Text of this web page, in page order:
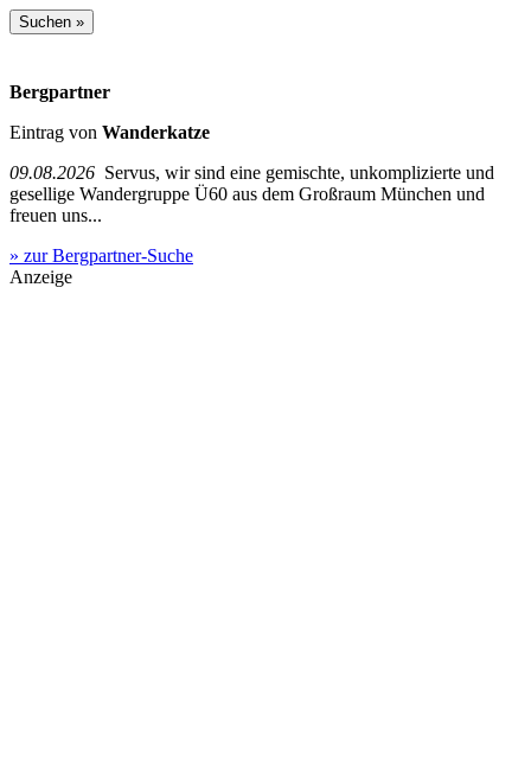
Bergpartner
Eintrag von Wanderkatze
09.08.2026 Servus, wir sind eine gemischte, unkomplizierte und
gesellige Wandergruppe Ü60 aus dem Großraum München und
freuen uns...
» zur Bergpartner-Suche
Anzeige